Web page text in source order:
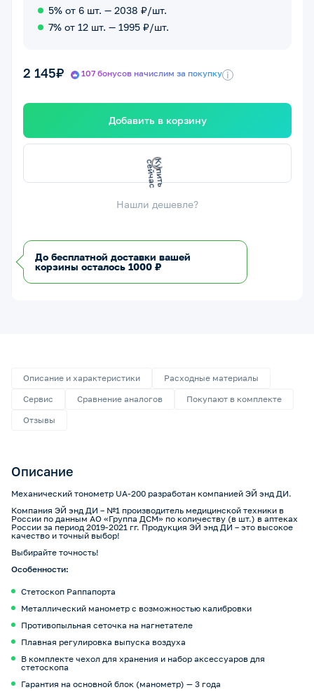
5% от 6 шт. — 2038 ₽/шт.
7% от 12 шт. — 1995 ₽/шт.
2 145₽ 107 бонусов начислим за покупку i
Добавить в корзину
К
у
п
и
т
ь
с
е
й
ч
а
с
Нашли дешевле?
До бесплатной доставки вашей
корзины осталось 1000 ₽
Описание и характеристики
Расходные материалы
Сервис
Сравнение аналогов
Покупают в комплекте
Отзывы
Описание
Механический тонометр UA-200 разработан компанией ЭЙ энд ДИ.
Компания ЭЙ энд ДИ – №1 производитель медицинской техники в
России по данным АО «Группа ДСМ» по количеству (в шт.) в аптеках
России за период 2019-2021 гг. Продукция ЭЙ энд ДИ – это высокое
качество и точный выбор!
Выбирайте точность!
Особенности:
Стетоскоп Раппапорта
Металлический манометр с возможностью калибровки
Противопыльная сеточка на нагнетателе
Плавная регулировка выпуска воздуха
В комплекте чехол для хранения и набор аксессуаров для
стетоскопа
Гарантия на основной блок (манометр) — 3 года